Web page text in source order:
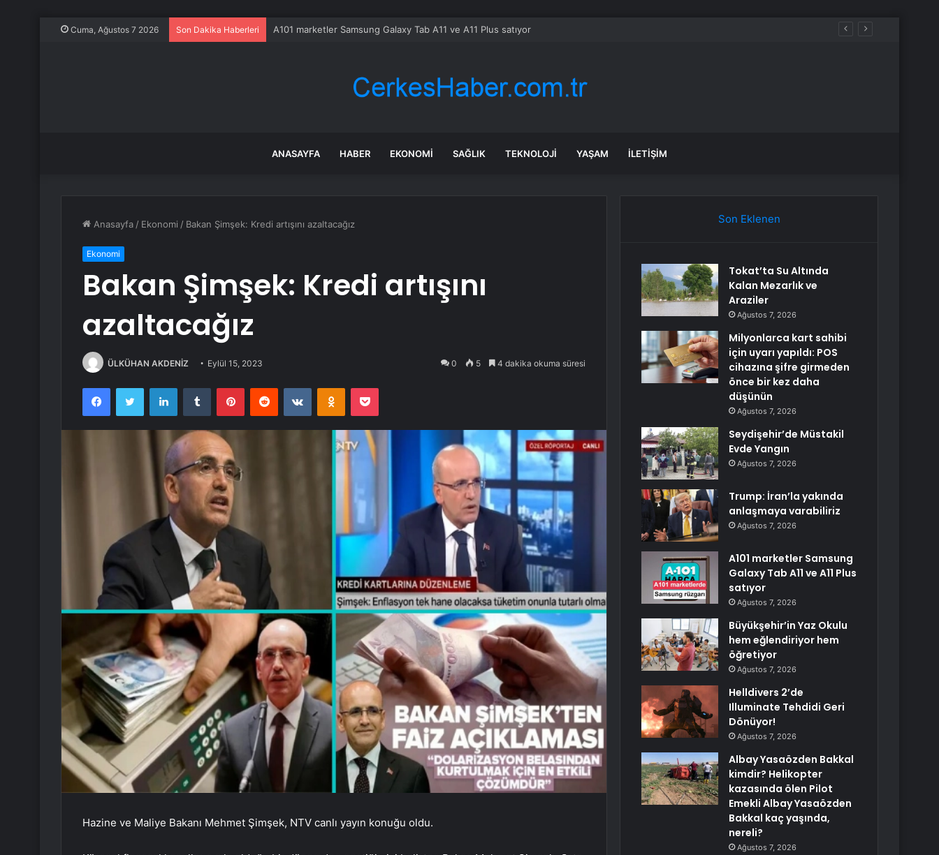
Cuma, Ağustos 7 2026 Son Dakika Haberleri Büyükşehir’in Yaz Okulu hem eğlendiriyor hem öğretiyor
ANASAYFA HABER EKONOMI SAĞLIK TEKNOLOJI YAŞAM İLETIŞIM
Anasayfa / Ekonomi / Bakan Şimşek: Kredi artışını azaltacağız
Ekonomi
Bakan Şimşek: Kredi artışını
azaltacağız
ÜLKÜHAN AKDENİZ Eylül 15, 2023 0 5 4 dakika okuma süresi
FacebookTwitter LinkedInTumblr PinterestReddit VKontakteOdnoklassniki
Pocket
Hazine ve Maliye Bakanı Mehmet Şimşek, NTV canlı yayın konuğu oldu.
Son Eklenen
Tokat’ta Su Altında
Kalan Mezarlık ve
Araziler
Ağustos 7, 2026
Milyonlarca kart sahibi
için uyarı yapıldı: POS
cihazına şifre girmeden
önce bir kez daha
düşünün
Ağustos 7, 2026
Seydişehir’de Müstakil
Evde Yangın
Ağustos 7, 2026
Trump: İran’la yakında
anlaşmaya varabiliriz
Ağustos 7, 2026
A101 marketler Samsung
Galaxy Tab A11 ve A11 Plus
satıyor
Ağustos 7, 2026
Büyükşehir’in Yaz Okulu
hem eğlendiriyor hem
öğretiyor
Ağustos 7, 2026
Helldivers 2’de
Illuminate Tehdidi Geri
Dönüyor!
Ağustos 7, 2026
Albay Yasaözden Bakkal
kimdir? Helikopter
kazasında ölen Pilot
Emekli Albay Yasaözden
Bakkal kaç yaşında,
nereli?
Ağustos 7, 2026